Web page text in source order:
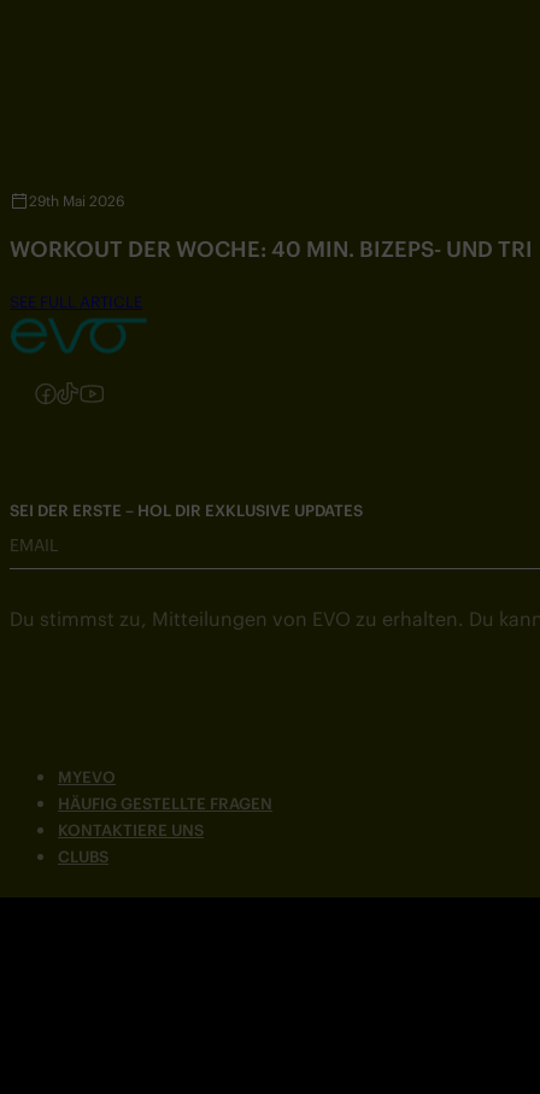
29th Mai 2026
WORKOUT DER WOCHE: 40 MIN. BIZEPS- UND
SEE FULL ARTICLE
Folgen Sie uns auf Instagram
Folgen Sie uns auf Facebook
Folgen Sie uns auf TikTok
Folgen Sie uns auf YouTube
MYEVO
HÄUFIG GESTELLTE FRAGEN
KONTAKTIERE UNS
CLUBS
SEI DER ERSTE – HOL DIR EXKLUSIVE UPDATES
EMAIL
Du stimmst zu, Mitteilungen von EVO zu erhalten. Du